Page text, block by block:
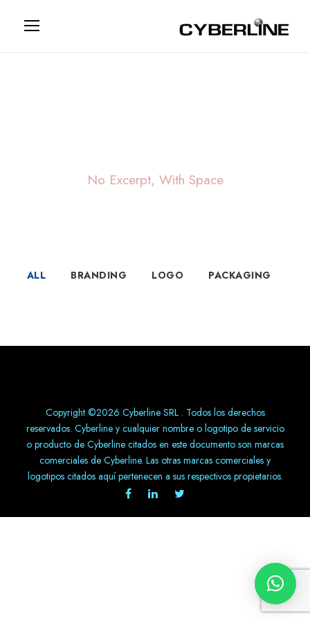
No Excerpt, With Space
ALL BRANDING LOGO PACKAGING
Copyright ©2026 Cyberline SRL . Todos los derechos
reservados. Cyberline y cualquier nombre o logotipo de servicio
o producto de Cyberline citados en este documento son marcas
comerciales de Cyberline. Las otras marcas comerciales y
logotipos citados aquí pertenecen a sus respectivos propietarios.